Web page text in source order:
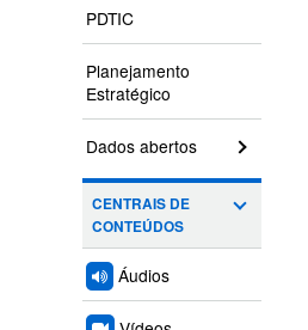
PDTIC
Planejamento
Estratégico
Dados abertos
CENTRAIS DE
CONTEÚDOS
Áudios